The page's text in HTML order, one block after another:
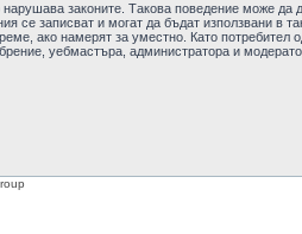
законите. Такова поведение може да
се записват и могат да бъдат използвани в
ако намерят за уместно. Като потребител
уебмастъра, администратора и